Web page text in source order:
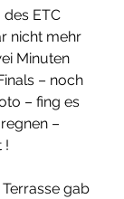
ETC
nicht mehr
Minuten
– noch
– fing es
–
!
gab